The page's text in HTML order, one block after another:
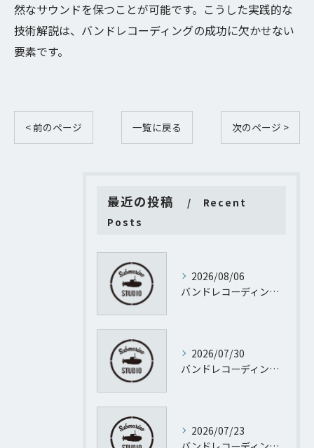
然なサウンドを保つことが可能です。こうした実践的な
技術解説は、バンドレコーディングの成功に欠かせない
要素です。
< 前のページ 一覧に戻る 次のページ >
最近の投稿
Recent
Posts
2026/08/06
バンドレコーディング質問に渋谷サクラステージＳＨＩＢＵＹＡサイドＳＨＩＢＵＹＡタワー地階から徹底回答
2026/07/30
バンドレコーディング設計で失敗しない予算管理と進行のポイント
2026/07/23